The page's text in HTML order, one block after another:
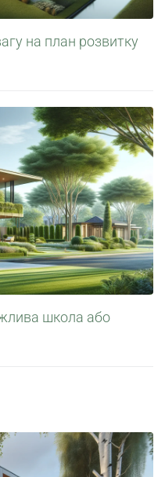
на план розвитку
школа або